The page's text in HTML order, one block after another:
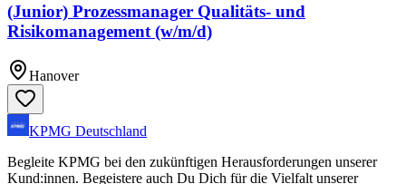
(Junior) Prozessmanager Qualitäts- und
Risikomanagement (w/m/d)
Hanover
KPMG Deutschland
Begleite KPMG bei den zukünftigen Herausforderungen unserer
Kund:innen. Begeistere auch Du Dich für die Vielfalt unserer